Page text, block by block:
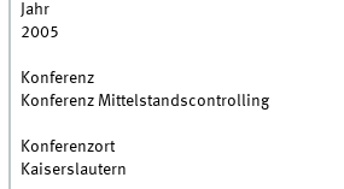
Jahr
2005
Konferenz
Konferenz Mittelstandscontrolling
Konferenzort
Kaiserslautern